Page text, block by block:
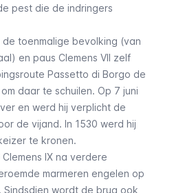
pest die de indringers
toenmalige bevolking (van
en paus Clemens VII zelf
Passetto di Borgo de
daar te schuilen. Op 7 juni
en werd hij verplicht de
de vijand. In 1530 werd hij
te kronen.
IX na verdere
marmeren engelen op
Sindsdien wordt de brug ook